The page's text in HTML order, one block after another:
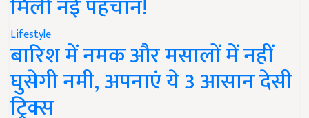
मिली नई पहचान!
Lifestyle
बारिश में नमक और मसालों में नहीं
घुसेगी नमी, अपनाएं ये 3 आसान देसी
ट्रिक्स